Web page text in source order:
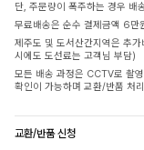
단, 주문량이 폭주하는 경우 배
무료배송은 순수 결제금액 6만
제주도 및 도서산간지역은 추
시에도 도선료는 고객님 부담)
모든 배송 과정은 CCTV로 촬
확인이 가능하며 교환/반품 처
교환/반품 신청